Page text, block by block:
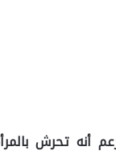
أنه تحرش